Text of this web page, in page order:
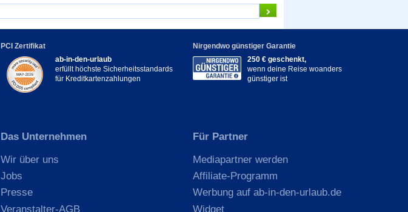
PCI Zertifikat
ab-in-den-urlaub
erfüllt höchste Sicherheitsstandards
für Kreditkartenzahlungen
Nirgendwo günstiger Garantie
250 € geschenkt,
wenn deine Reise woanders
günstiger ist
Das Unternehmen
Wir über uns
Jobs
Presse
Veranstalter-AGB
Für Partner
Mediapartner werden
Affiliate-Programm
Werbung auf ab-in-den-urlaub.de
Widget